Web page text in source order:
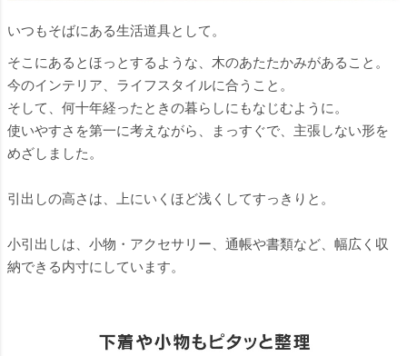
いつもそばにある生活道具として。
そこにあるとほっとするような、木のあたたかみがあること。
今のインテリア、ライフスタイルに合うこと。
そして、何十年経ったときの暮らしにもなじむように。
使いやすさを第一に考えながら、まっすぐで、主張しない形を
めざしました。
引出しの高さは、上にいくほど浅くしてすっきりと。
小引出しは、小物・アクセサリー、通帳や書類など、幅広く収
納できる内寸にしています。